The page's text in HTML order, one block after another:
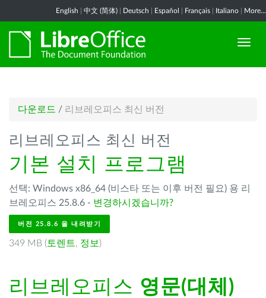
English 中文 (简体) Deutsch Español Français Italiano More...
다운로드 / 리브레오피스 최신 버전
리브레오피스 최신 버전
기본 설치 프로그램
선택: Windows x86_64 (비스타 또는 이후 버전 필요) 용 리
브레오피스 25.8.6 - 변경하시겠습니까?
버전 25.8.6 을 내려받기
349 MB ( 토렌트, 정보 )
리브레오피스 영문(대체)